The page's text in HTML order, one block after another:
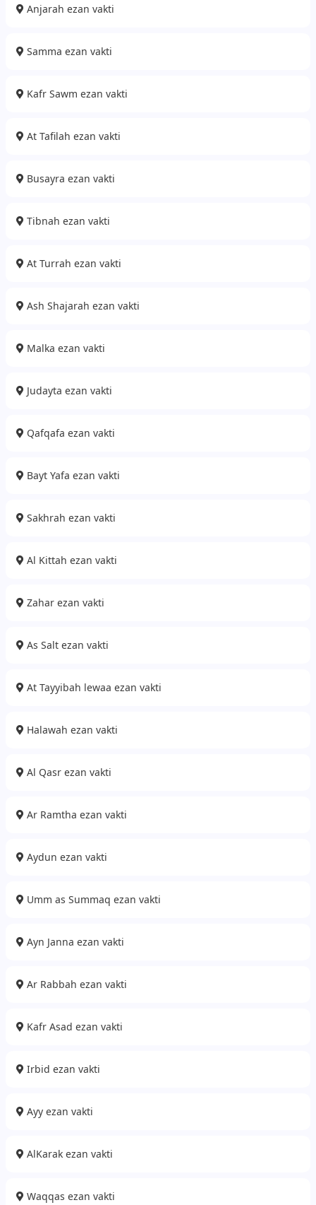
Anjarah ezan vakti
Samma ezan vakti
Kafr Sawm ezan vakti
At Tafilah ezan vakti
Busayra ezan vakti
Tibnah ezan vakti
At Turrah ezan vakti
Ash Shajarah ezan vakti
Malka ezan vakti
Judayta ezan vakti
Qafqafa ezan vakti
Bayt Yafa ezan vakti
Sakhrah ezan vakti
Al Kittah ezan vakti
Zahar ezan vakti
As Salt ezan vakti
At Tayyibah lewaa ezan vakti
Halawah ezan vakti
Al Qasr ezan vakti
Ar Ramtha ezan vakti
Aydun ezan vakti
Umm as Summaq ezan vakti
Ayn Janna ezan vakti
Ar Rabbah ezan vakti
Kafr Asad ezan vakti
Irbid ezan vakti
Ayy ezan vakti
AlKarak ezan vakti
Waqqas ezan vakti